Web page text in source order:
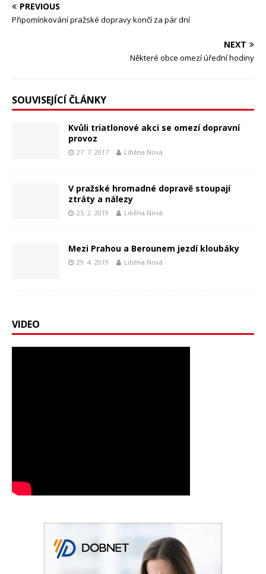
PREVIOUS
Připomínkování pražské dopravy končí za pár dní
NEXT
Některé obce omezí úřední hodiny
SOUVISEJÍCÍ ČLÁNKY
Kvůli triatlonové akci se omezí dopravní
provoz
27. 7. 2017 Liběna Nová
V pražské hromadné dopravě stoupají
ztráty a nálezy
25. 2. 2019 Liběna Nová
Mezi Prahou a Berounem jezdí kloubáky
29. 4. 2019 Liběna Nová
VIDEO